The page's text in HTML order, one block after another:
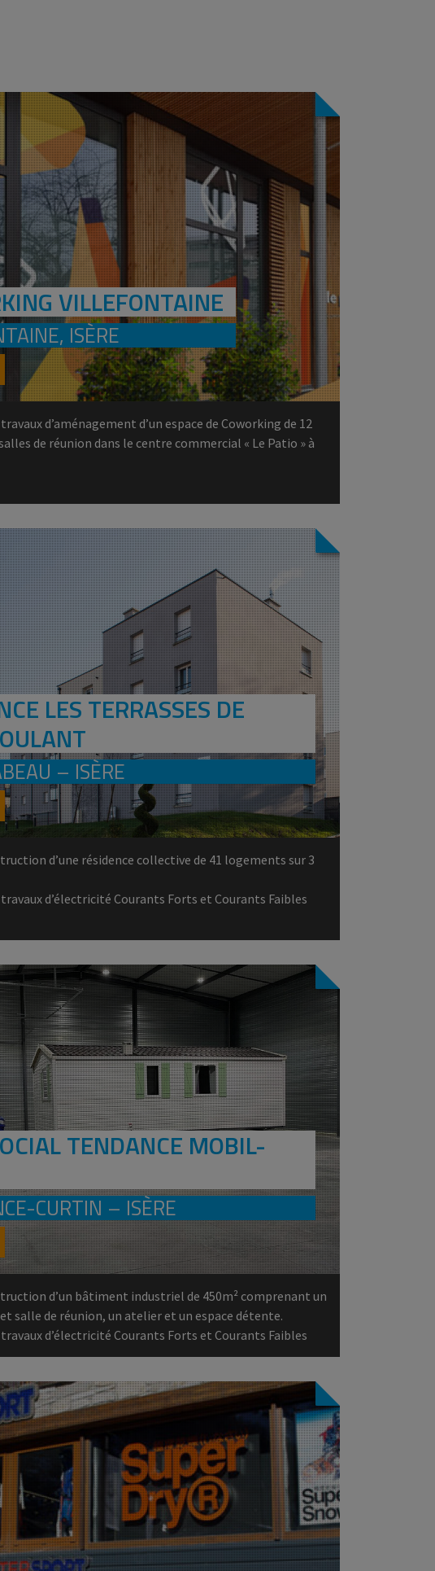
VILLEFONTAINE
ISÈRE
d’aménagement d’un espace de Coworking de 12
de réunion dans le centre commercial « Le Patio » à
LES TERRASSES DE
– ISÈRE
d’une résidence collective de 41 logements sur 3
d’électricité Courants Forts et Courants Faibles
TENDANCE MOBIL-
CURTIN – ISÈRE
d’un bâtiment industriel de 450m² comprenant un
salle de réunion, un atelier et un espace détente.
d’électricité Courants Forts et Courants Faibles